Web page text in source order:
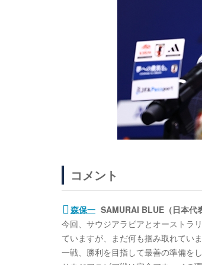
コメント
森保一 SAMURAI BLUE（日本代
今回、サウジアラビアとオーストラ
ていますが、まだ何も掴み取れてい
一戦、勝利を目指して最善の準備を